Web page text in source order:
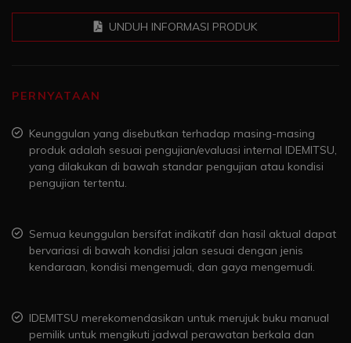
UNDUH INFORMASI PRODUK
PERNYATAAN
Keunggulan yang disebutkan terhadap masing-masing
produk adalah sesuai pengujian/evaluasi internal IDEMITSU,
yang dilakukan di bawah standar pengujian atau kondisi
pengujian tertentu.
Semua keunggulan bersifat indikatif dan hasil aktual dapat
bervariasi di bawah kondisi jalan sesuai dengan jenis
kendaraan, kondisi mengemudi, dan gaya mengemudi.
IDEMITSU merekomendasikan untuk merujuk buku manual
pemilik untuk mengikuti jadwal perawatan berkala dan